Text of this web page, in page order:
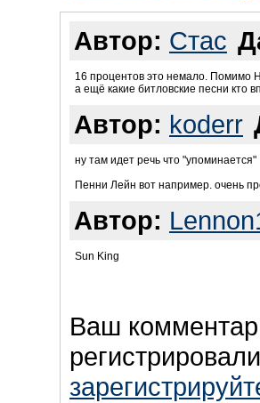
Автор: Стас
16 процентов это немало. Помимо
а ещё какие битловские песни кто
Автор: koderr
ну там идет речь что "упоминается"
Пенни Лейн вот например. очень
Автор:
Sun King
Ваш